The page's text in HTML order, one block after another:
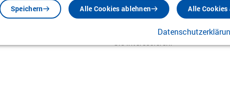
Newsletter
Bleiben Sie mit unserem
Speichern Alle Cookies ablehnen Alle